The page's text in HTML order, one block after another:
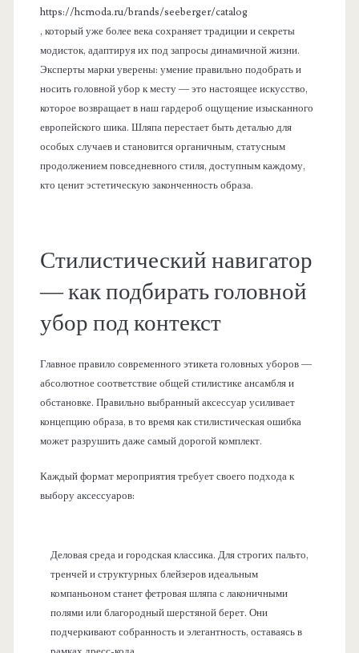
https://hcmoda.ru/brands/seeberger/catalog
, который уже более века сохраняет традиции и секреты
модисток, адаптируя их под запросы динамичной жизни.
Эксперты марки уверены: умение правильно подобрать и
носить головной убор к месту — это настоящее искусство,
которое возвращает в наш гардероб ощущение изысканного
европейского шика. Шляпа перестает быть деталью для
особых случаев и становится органичным, статусным
продолжением повседневного стиля, доступным каждому,
кто ценит эстетическую законченность образа.
Стилистический навигатор
— как подбирать головной
убор под контекст
Главное правило современного этикета головных уборов —
абсолютное соответствие общей стилистике ансамбля и
обстановке. Правильно выбранный аксессуар усиливает
концепцию образа, в то время как стилистическая ошибка
может разрушить даже самый дорогой комплект.
Каждый формат мероприятия требует своего подхода к
выбору аксессуаров:
Деловая среда и городская классика. Для строгих пальто,
тренчей и структурных блейзеров идеальным
компаньоном станет фетровая шляпа с лаконичными
полями или благородный шерстяной берет. Они
подчеркивают собранность и элегантность, оставаясь в